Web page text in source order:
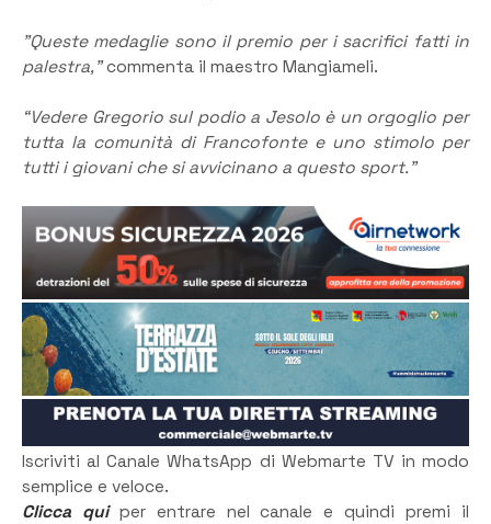
​”Queste medaglie sono il premio per i sacrifici fatti in
palestra,”commenta il maestro Mangiameli.
“Vedere Gregorio sul podio a Jesolo è un orgoglio per
tutta la comunità di Francofonte e uno stimolo per
tutti i giovani che si avvicinano a questo sport.”
Iscriviti al Canale WhatsApp di Webmarte TV in modo
semplice e veloce.
Clicca quiper entrare nel canale e quindi premi il